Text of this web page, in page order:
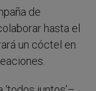
de
hasta el
un cóctel en